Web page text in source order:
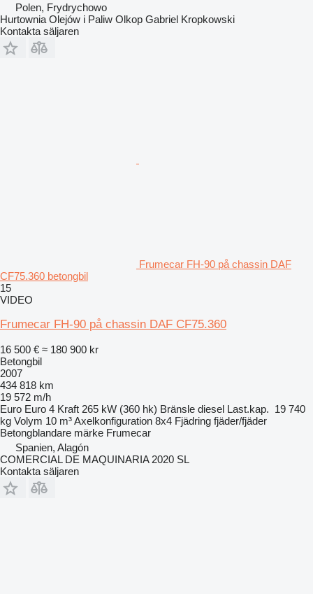
Polen, Frydrychowo
Hurtownia Olejów i Paliw Olkop Gabriel Kropkowski
Kontakta säljaren
Frumecar FH-90 på chassin DAF
CF75.360 betongbil
15
VIDEO
Frumecar FH-90 på chassin DAF CF75.360
16 500 € ≈ 180 900 kr
Betongbil
2007
434 818 km
19 572 m/h
Euro Euro 4 Kraft 265 kW (360 hk) Bränsle diesel Last.kap. 19 740
kg Volym 10 m³Axelkonfiguration 8x4 Fjädring fjäder/fjäder
Betongblandare märke Frumecar
Spanien, Alagón
COMERCIAL DE MAQUINARIA 2020 SL
Kontakta säljaren